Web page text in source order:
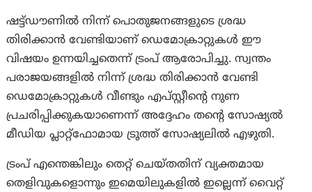
ഷട്ട്ഡൗണിൽ നിന്ന് പൊതുജനങ്ങളുടെ ശ്രദ്ധ
തിരിക്കാൻ വേണ്ടിയാണ് ഡെമോക്രാറ്റുകൾ ഈ
വിഷയം ഉന്നയിച്ചതെന്ന് ട്രംപ് ആരോപിച്ചു. സ്വന്തം
പരാജയങ്ങളിൽ നിന്ന് ശ്രദ്ധ തിരിക്കാൻ വേണ്ടി
ഡെമോക്രാറ്റുകൾ വീണ്ടും എപ്സ്റ്റീന്റെ നുണ
പ്രചരിപ്പിക്കുകയാണെന്ന് അദ്ദേഹം തന്റെ സോഷ്യൽ
മീഡിയ പ്ലാറ്റ്‌ഫോമായ ട്രൂത്ത് സോഷ്യലിൽ എഴുതി.
ട്രംപ് എന്തെങ്കിലും തെറ്റ് ചെയ്തതിന് വ്യക്തമായ
തെളിവുകളൊന്നും ഇമെയിലുകളിൽ ഇല്ലെന്ന് വൈറ്റ്